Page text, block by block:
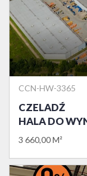
CCN-HW-3365
CZELADŹ
HALA DO
3 660,00 M²